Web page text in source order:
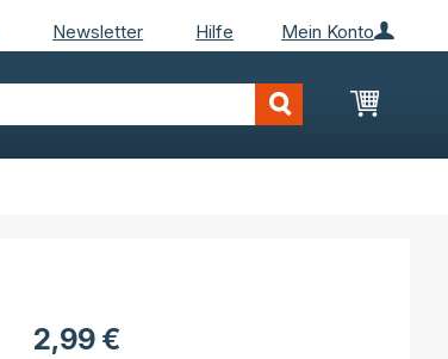
Mein Konto
Newsletter Hilfe
Mein
2,99 €